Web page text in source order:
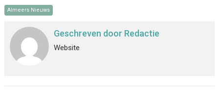
Almeers Nieuws
Geschreven door Redactie
Website